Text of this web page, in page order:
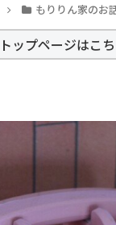
もりりん家のお
ップページはこ